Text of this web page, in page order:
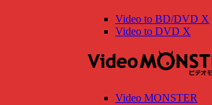
Video to BD/DVD X
Video to DVD X
Video MONSTER